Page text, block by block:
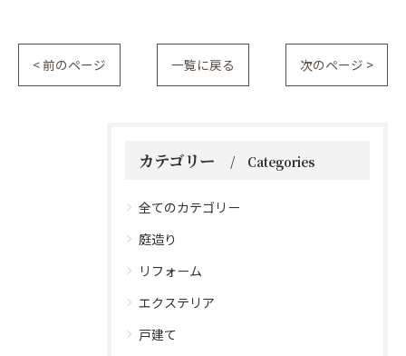
< 前のページ 一覧に戻る 次のページ >
カテゴリー Categories
全てのカテゴリー
庭造り
リフォーム
エクステリア
戸建て